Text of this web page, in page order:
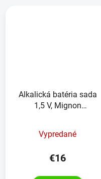
Alkalická batéria sada
1,5 V, Mignon
Vypredané
€16